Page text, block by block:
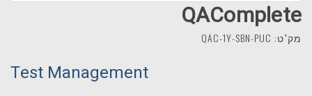
QAComplete
מק"ט: QAC-1Y-SBN-PUC
Test Management